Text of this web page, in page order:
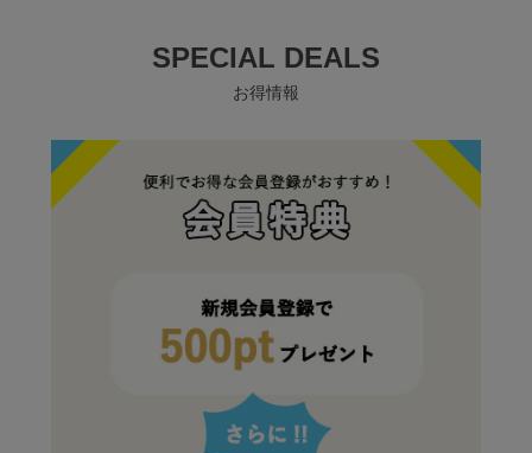
SPECIAL DEALS
お得情報